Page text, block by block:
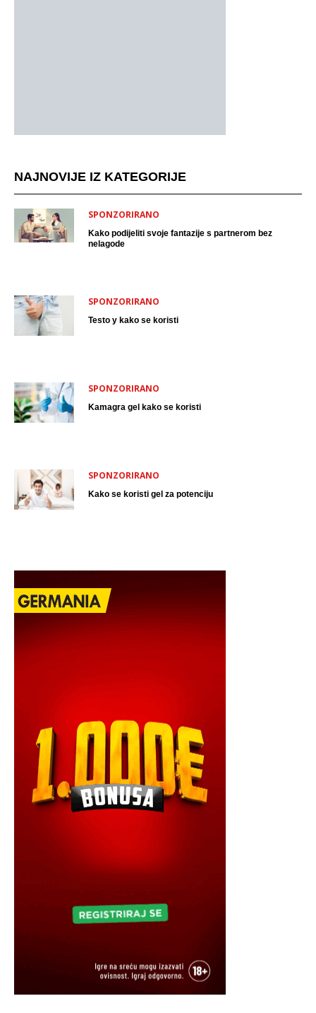
NAJNOVIJE IZ KATEGORIJE
SPONZORIRANO
Kako podijeliti svoje fantazije s partnerom bez
nelagode
SPONZORIRANO
Testo y kako se koristi
SPONZORIRANO
Kamagra gel kako se koristi
SPONZORIRANO
Kako se koristi gel za potenciju